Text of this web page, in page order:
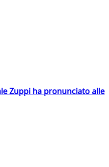
Zuppi ha pronunciato alle